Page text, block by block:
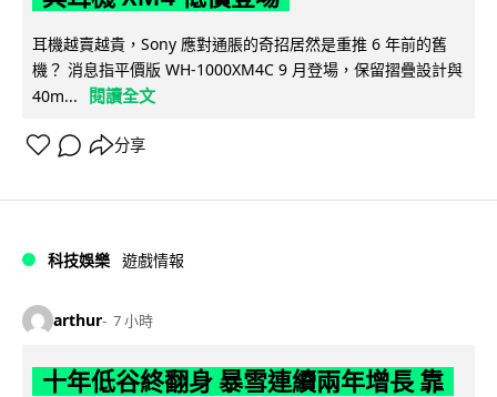
耳機越賣越貴，Sony 應對通脹的奇招居然是重推 6 年前的舊
機？ 消息指平價版 WH-1000XM4C 9 月登場，保留摺疊設計與
40m...
閱讀全文
分享
科技娛樂 遊戲情報
arthur 7 小時
十年低谷終翻身 暴雪連續兩年增長 靠